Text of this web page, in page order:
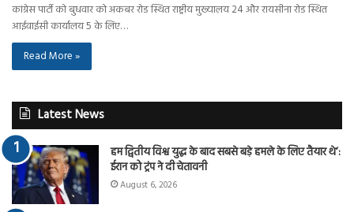
कांग्रेस पार्टी को बुधवार को अकबर रोड स्थित राष्ट्रीय मुख्यालय 24 और रायसीना रोड स्थित
आईवाईसी कार्यालय 5 के लिए…
Read More »
Latest News
हम द्वितीय विश्व युद्ध के बाद सबसे बड़े हमले के लिए तैयार थे’:
ईरान को ट्रंप ने दी चेतावनी
August 6, 2026